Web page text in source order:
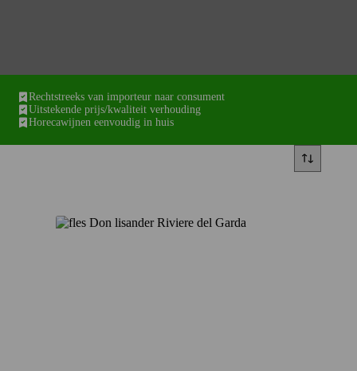
Rechtstreeks van importeur naar consument
Uitstekende prijs/kwaliteit verhouding
Horecawijnen eenvoudig in huis